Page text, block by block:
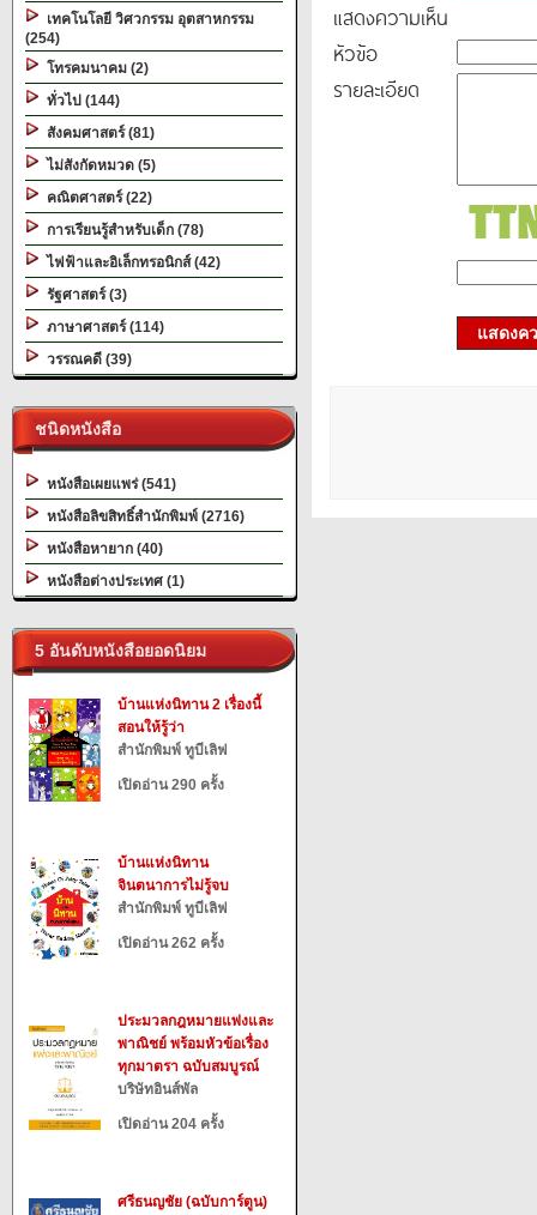
เทคโนโลยี วิศวกรรม อุตสาหกรรม
(254)
โทรคมนาคม (2)
ทั่วไป (144)
สังคมศาสตร์ (81)
ไม่สังกัดหมวด (5)
คณิตศาสตร์ (22)
การเรียนรู้สำหรับเด็ก (78)
ไฟฟ้าและอิเล็กทรอนิกส์ (42)
รัฐศาสตร์ (3)
ภาษาศาสตร์ (114)
วรรณคดี (39)
ชนิดหนังสือ
หนังสือเผยแพร่ (541)
หนังสือลิขสิทธิ์สำนักพิมพ์ (2716)
หนังสือหายาก (40)
หนังสือต่างประเทศ (1)
5 อันดับหนังสือยอดนิยม
บ้านแห่งนิทาน 2 เรื่องนี้
สอนให้รู้ว่า
สำนักพิมพ์ ทูบีเลิฟ
เปิดอ่าน 290 ครั้ง
บ้านแห่งนิทาน
จินตนาการไม่รู้จบ
สำนักพิมพ์ ทูบีเลิฟ
เปิดอ่าน 262 ครั้ง
ประมวลกฎหมายแพ่งและ
พาณิชย์ พร้อมหัวข้อเรื่อง
ทุกมาตรา ฉบับสมบูรณ์
บริษัทอินส์พัล
เปิดอ่าน 204 ครั้ง
ศรีธนญชัย (ฉบับการ์ตูน)
แสดงความเห็น
หัวข้อ
รายละเอียด
แสดงค